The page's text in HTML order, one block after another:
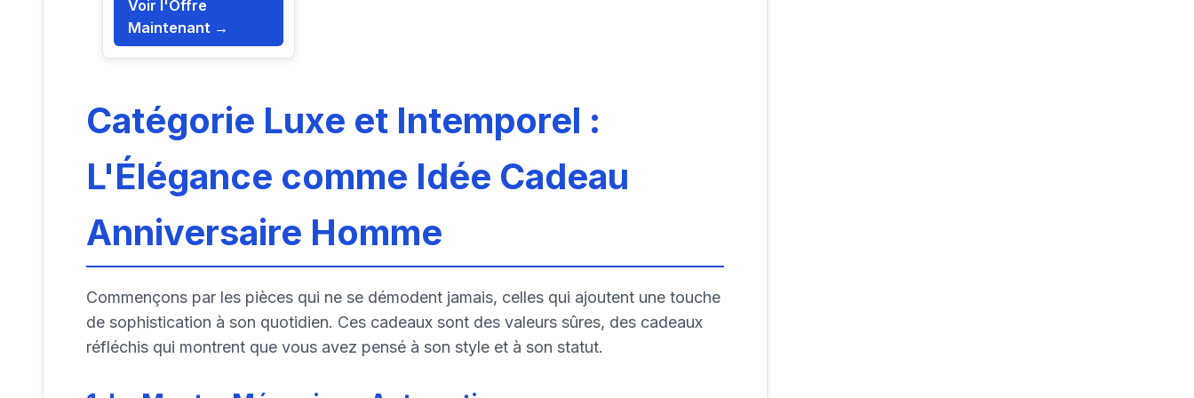
Voir l'Offre
Maintenant →
Catégorie Luxe et Intemporel :
L'Élégance comme Idée Cadeau
Anniversaire Homme
Commençons par les pièces qui ne se démodent jamais, celles qui ajoutent une touche
de sophistication à son quotidien. Ces cadeaux sont des valeurs sûres, des cadeaux
réfléchis qui montrent que vous avez pensé à son style et à son statut.